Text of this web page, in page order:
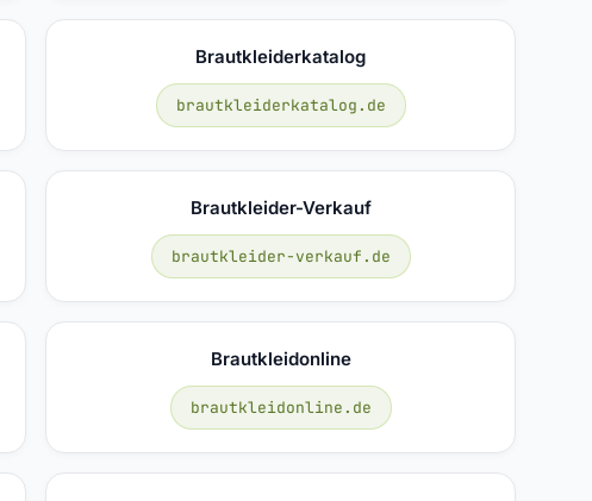
Brautkleiderkatalog
brautkleiderkatalog.de
Brautkleider-Verkauf
brautkleider-verkauf.de
Brautkleidonline
brautkleidonline.de